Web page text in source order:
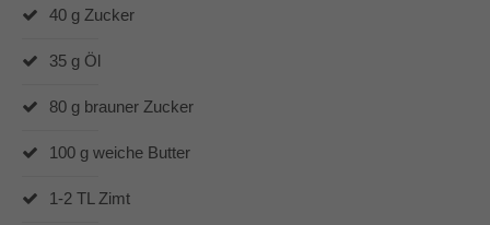
Dabei unterstützen mich vor allem die Produkte von
In und um Mönchengladbach berate ich Dich gerne zu
40 g Zucker
35 g Öl
80 g brauner Zucker
100 g weiche Butter
1-2 TL Zimt